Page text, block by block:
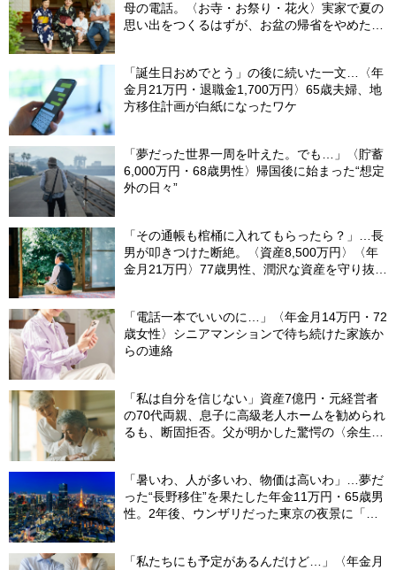
母の電話。〈お寺・お祭り・花火〉実家で夏の
思い出をつくるはずが、お盆の帰省をやめた理
「誕生日おめでとう」の後に続いた一文…〈年
金月21万円・退職金1,700万円〉65歳夫婦、地
方移住計画が白紙になったワケ
「夢だった世界一周を叶えた。でも…」〈貯蓄
6,000万円・68歳男性〉帰国後に始まった“想定
外の日々”
「その通帳も棺桶に入れてもらったら？」…長
男が叩きつけた断絶。〈資産8,500万円〉〈年
金月21万円〉77歳男性、潤沢な資産を守り抜い
「電話一本でいいのに…」〈年金月14万円・72
歳女性〉シニアマンションで待ち続けた家族か
らの連絡
「私は自分を信じない」資産7億円・元経営者
の70代両親、息子に高級老人ホームを勧められ
るも、断固拒否。父が明かした驚愕の〈余生計
「暑いわ、人が多いわ、物価は高いわ」…夢だ
った“長野移住”を果たした年金11万円・65歳男
性。2年後、ウンザリだった東京の夜景に「癒
「私たちにも予定があるんだけど…」〈年金月